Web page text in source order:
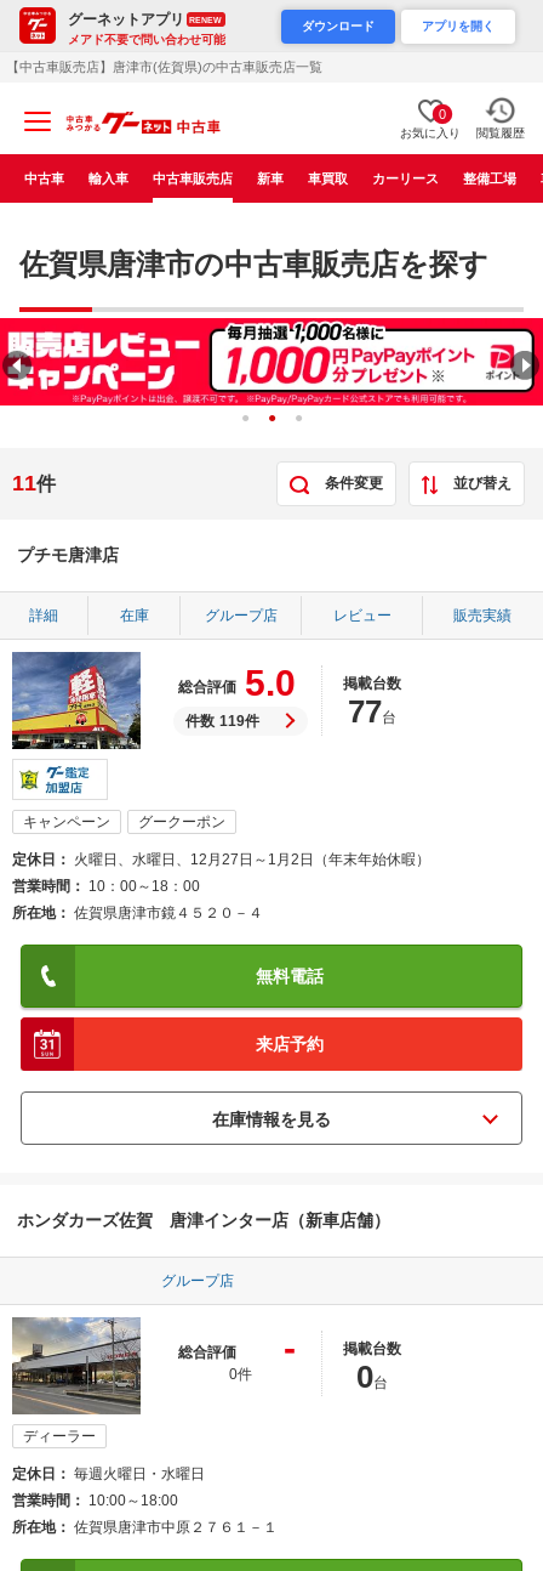
グーネットアプリ RENEW
メアド不要で問い合わせ可能
ダウンロード アプリを開く
【中古車販売店】唐津市(佐賀県)の中古車販売店一覧
0
お気に入り 閲覧履歴
中古車 輸入車 中古車販売店 新車 車買取 カーリース 整備工場
佐賀県唐津市の中古車販売店を探す
11件 条件変更 並び替え
プチモ唐津店
詳細 在庫 グループ店 レビュー 販売実績
総合評価 5.0
件数 119件
掲載台数
77台
キャンペーン グークーポン
定休日
火曜日、水曜日、12月27日～1月2日（年末年始休暇）
営業時間
10：00～18：00
所在地
佐賀県唐津市鏡４５２０－４
無料電話
来店予約
ホンダカーズ佐賀 唐津インター店（新車店舗）
グループ店
総合評価 -
0件
掲載台数
0台
ディーラー
定休日
毎週火曜日・水曜日
営業時間
10:00～18:00
所在地
佐賀県唐津市中原２７６１－１